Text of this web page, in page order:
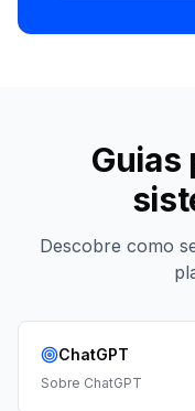
Guias
Descobre como
ChatGPT
Sobre ChatGPT